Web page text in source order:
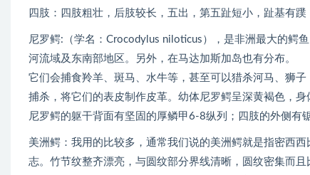
四肢：四肢粗壮，后肢较长，五出，第五趾短小，趾基有
尼罗鳄:（学名：Crocodylus niloticus），是非洲最大的鳄
河流域及东南部地区。另外，在马达加斯加岛也有分布。
它们会捕食羚羊、斑马、水牛等，甚至可以猎杀河马、狮
捕杀，将它们的表皮制作皮革。幼体尼罗鳄呈深黄褐色，
尼罗鳄的躯干背面有坚固的厚鳞甲6-8纵列；四肢的外侧有
美洲鳄：我用的比较多，通常我们说的美洲鳄就是指密西
志。竹节纹整齐漂亮，与圆纹部分界线清晰，圆纹密集而